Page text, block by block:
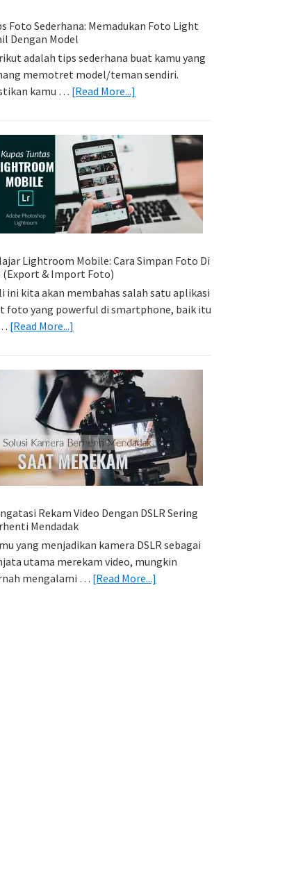
Foto Sederhana: Memadukan Foto Light
Dengan Model
adalah tips sederhana buat kamu yang
memotret model/teman sendiri.
kamu … [Read More...]
Sederhana:
Memadukan
Light
Trail
Dengan
Lightroom Mobile: Cara Simpan Foto Di
(Export & Import Foto)
ini kita akan membahas salah satu aplikasi
foto yang powerful di smartphone, baik itu
[Read More...]
Mobile:
Cara
Simpan
Foto
Di
HP
(Export
Import
Foto)
Rekam Video Dengan DSLR Sering
Mendadak
yang menjadikan kamera DSLR sebagai
utama merekam video, mungkin
mengalami … [Read More...]